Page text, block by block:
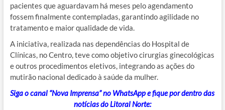
pacientes que aguardavam há meses pelo agendamento
fossem finalmente contempladas, garantindo agilidade no
tratamento e maior qualidade de vida.
A iniciativa, realizada nas dependências do Hospital de
Clínicas, no Centro, teve como objetivo cirurgias ginecológicas
e outros procedimentos eletivos, integrando as ações do
mutirão nacional dedicado à saúde da mulher.
Siga o canal “Nova Imprensa” no WhatsApp e fique por dentro das
notícias do Litoral Norte: